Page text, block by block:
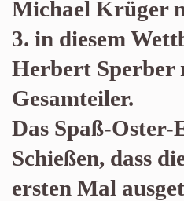
Michael Krüger
3. in diesem
Herbert Sperber
Gesamteiler.
Das Spaß-Oster-
Schießen, dass
ersten Mal